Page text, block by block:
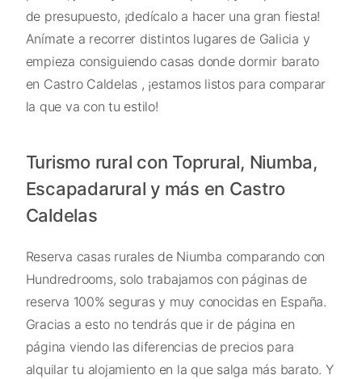
de presupuesto, ¡dedícalo a hacer una gran fiesta!
Anímate a recorrer distintos lugares de Galicia y
empieza consiguiendo casas donde dormir barato
en Castro Caldelas , ¡estamos listos para comparar
la que va con tu estilo!
Turismo rural con Toprural, Niumba,
Escapadarural y más en Castro
Caldelas
Reserva casas rurales de Niumba comparando con
Hundredrooms, solo trabajamos con páginas de
reserva 100% seguras y muy conocidas en España.
Gracias a esto no tendrás que ir de página en
página viendo las diferencias de precios para
alquilar tu alojamiento en la que salga más barato. Y